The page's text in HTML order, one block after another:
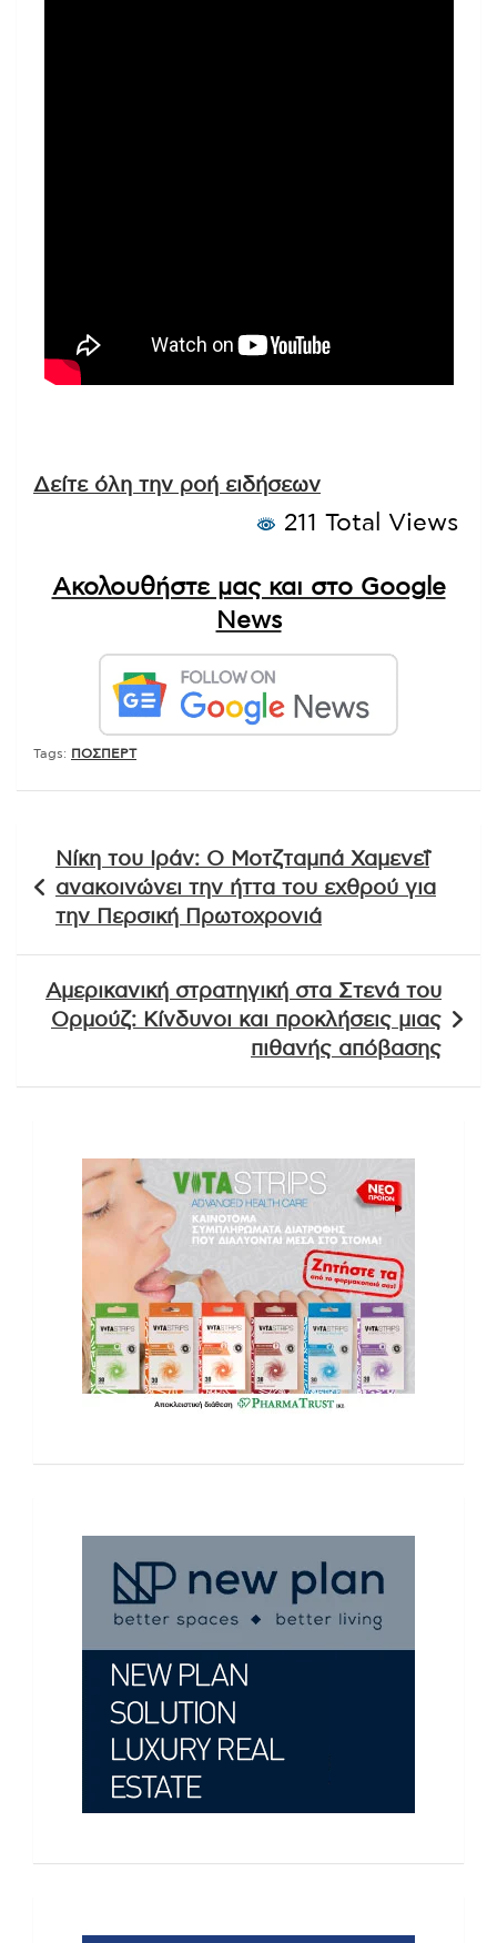
Δείτε όλη την ροή ειδήσεων
211 Total Views
Ακολουθήστε μας και στο Google
News
Tags: ΠΟΣΠΕΡΤ
άρθρων
Νίκη του Ιράν: Ο Μοτζταμπά Χαμενεΐ
ανακοινώνει την ήττα του εχθρού για
την Περσική Πρωτοχρονιά
Αμερικανική στρατηγική στα Στενά του
Ορμούζ: Κίνδυνοι και προκλήσεις μιας
πιθανής απόβασης